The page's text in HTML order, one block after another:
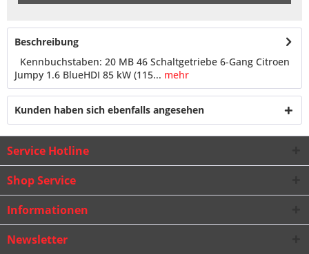
Beschreibung
Kennbuchstaben: 20 MB 46 Schaltgetriebe 6-Gang Citroen
Jumpy 1.6 BlueHDI 85 kW (115... mehr
Kunden haben sich ebenfalls angesehen
Service Hotline
Shop Service
Informationen
Newsletter